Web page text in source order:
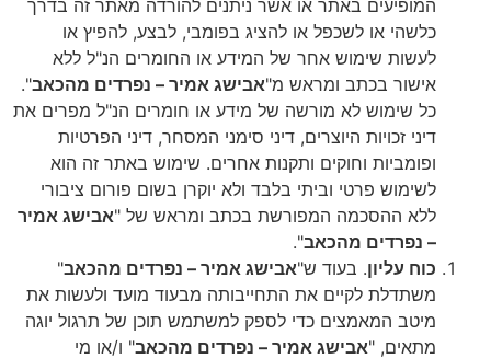
המופיעים באתר או אשר ניתנים להורדה מאתר זה בדרך
כלשהי או לשכפל או להציג בפומבי, לבצע, להפיץ או
לעשות שימוש אחר של המידע או החומרים הנ"ל ללא
אישור בכתב ומראש מ"אבישג אמיר – נפרדים מהכאב".
כל שימוש לא מורשה של מידע או חומרים הנ"ל מפרים את
דיני זכויות היוצרים, דיני סימני המסחר, דיני הפרטיות
ופומביות וחוקים ותקנות אחרים. שימוש באתר זה הוא
לשימוש פרטי וביתי בלבד ולא יוקרן בשום פורום ציבורי
ללא ההסכמה המפורשת בכתב ומראש של "אבישג אמיר
– נפרדים מהכאב".
כוח עליון. בעוד ש"אבישג אמיר – נפרדים מהכאב"
משתדלת לקיים את התחייבותה מבעוד מועד ולעשות את
מיטב המאמצים כדי לספק למשתמש תוכן של תרגול יוגה
מתאים, "אבישג אמיר – נפרדים מהכאב" ו/או מי